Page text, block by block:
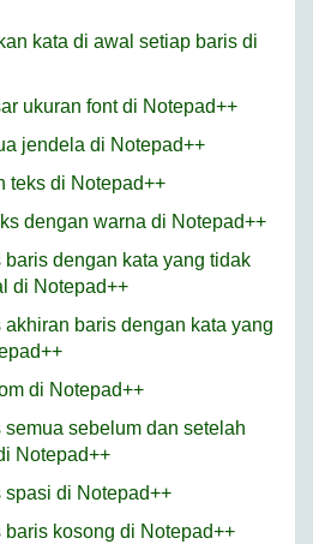
kata di awal setiap baris di
ukuran font di Notepad++
jendela di Notepad++
teks di Notepad++
dengan warna di Notepad++
dengan kata yang tidak
di Notepad++
baris dengan kata yang
di Notepad++
sebelum dan setelah
Notepad++
di Notepad++
kosong di Notepad++